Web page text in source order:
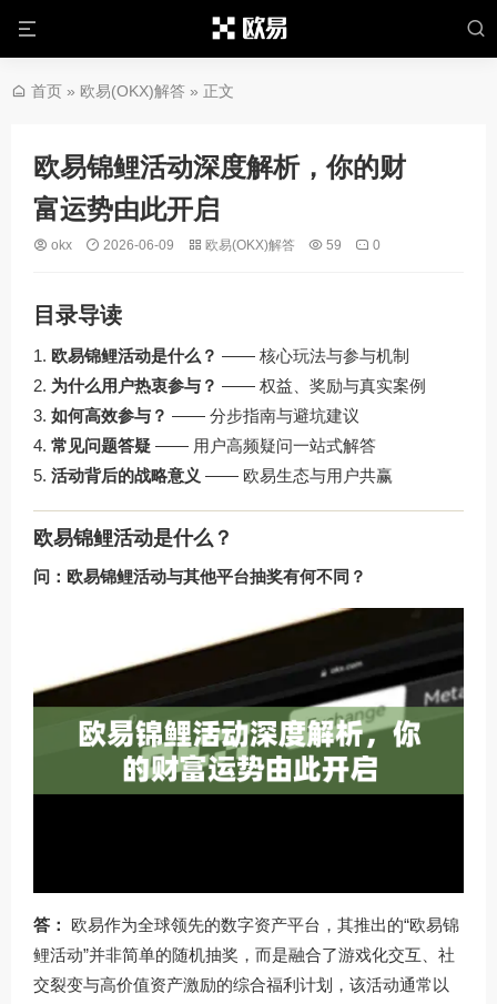
首页 » 欧易(OKX)解答 » 正文
欧易锦鲤活动深度解析，你的财
富运势由此开启
okx 2026-06-09 欧易(OKX)解答 59 0
目录导读
欧易锦鲤活动是什么？ —— 核心玩法与参与机制
为什么用户热衷参与？ —— 权益、奖励与真实案例
如何高效参与？ —— 分步指南与避坑建议
常见问题答疑 —— 用户高频疑问一站式解答
活动背后的战略意义 —— 欧易生态与用户共赢
欧易锦鲤活动是什么？
问：欧易锦鲤活动与其他平台抽奖有何不同？
答：
欧易作为全球领先的数字资产平台，其推出的“欧易锦
鲤活动”并非简单的随机抽奖，而是融合了游戏化交互、社
交裂变与高价值资产激励的综合福利计划，该活动通常以